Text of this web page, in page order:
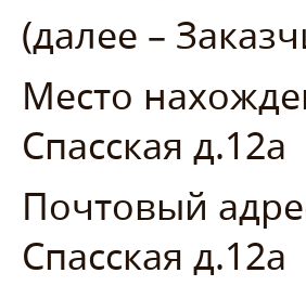
(далее –
Место
Спасская д.12а
Почтовый
Спасская д.12а